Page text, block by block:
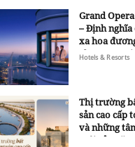
Grand
– Định nghĩa
xa hoa
Sheraton
Hotels & Resorts
Thị trường
sản cao cấp
và những
mới của năm